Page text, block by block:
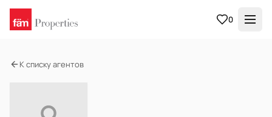
0
К списку агентов